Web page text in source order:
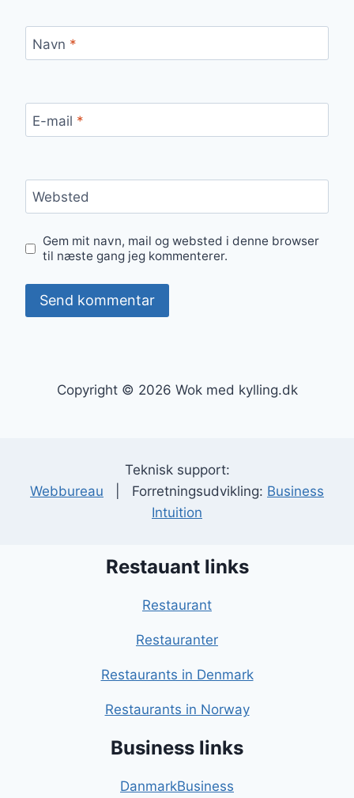
Navn *
E-mail *
Websted
Gem mit navn, mail og websted i denne browser
til næste gang jeg kommenterer.
Copyright © 2026 Wok med kylling.dk
Teknisk support:
Webbureau | Forretningsudvikling: Business
Intuition
Restauant links
Restaurant
Restauranter
Restaurants in Denmark
Restaurants in Norway
Business links
DanmarkBusiness